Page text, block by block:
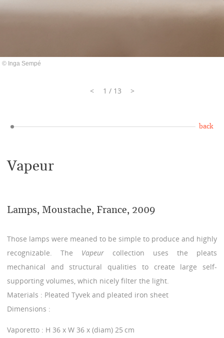
© Inga Sempé
< 1 / 13 >
back
Vapeur
Lamps, Moustache, France, 2009
Those lamps were meaned to be simple to produce and highly
recognizable. The Vapeur collection uses the pleats
mechanical and structural qualities to create large self-
supporting volumes, which nicely filter the light.
Materials : Pleated Tyvek and pleated iron sheet
Dimensions :
Vaporetto : H 36 x W 36 x (diam) 25 cm